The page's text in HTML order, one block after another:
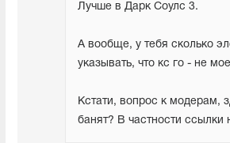
Лучше в Дарк Соулс 3.
А вообще, у тебя сколько
указывать, что кс го - не
Кстати, вопрос к модерам,
банят? В частности ссылки